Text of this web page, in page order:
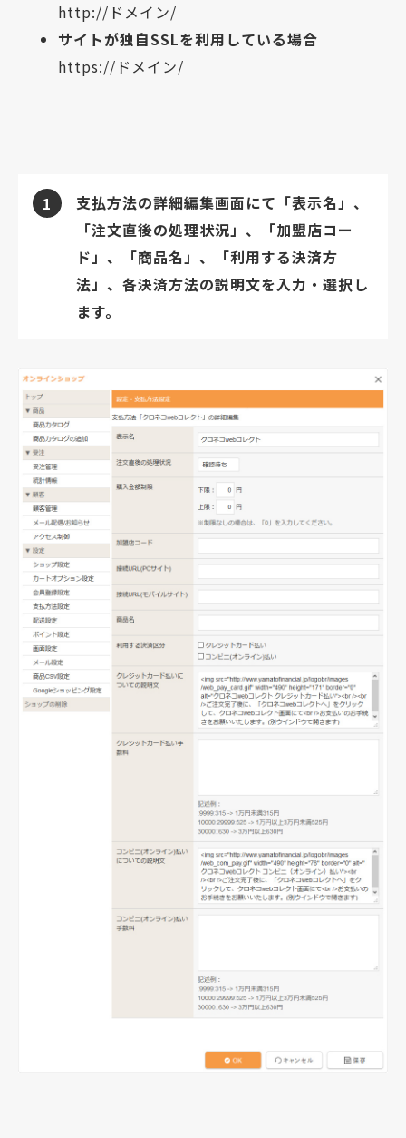
http://ドメイン/
サイトが独自SSLを利用している場合
https://ドメイン/
1
支払方法の詳細編集画面にて「表示名」、
「注文直後の処理状況」、「加盟店コー
ド」、「商品名」、「利用する決済方
法」、各決済方法の説明文を入力・選択し
ます。